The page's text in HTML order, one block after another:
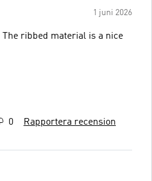
1 juni 2026
0 Rapportera recension